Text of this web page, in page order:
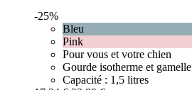
-25%
Bleu
Pink
Pour vous et votre chien
Gourde isotherme et gamelle
Capacité : 1,5 litres